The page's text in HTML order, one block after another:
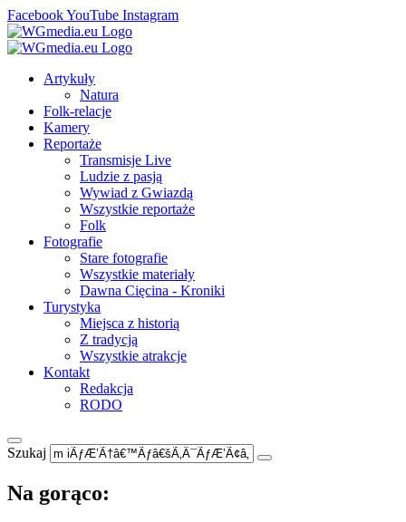
FacebookYouTube Instagram
Artykuły
Natura
Folk-relacje
Kamery
Reportaże
Transmisje Live
Ludzie z pasją
Wywiad z Gwiazdą
Wszystkie reportaże
Folk
Fotografie
Stare fotografie
Wszystkie materiały
Dawna Cięcina - Kroniki
Turystyka
Miejsca z historią
Z tradycją
Wszystkie atrakcje
Kontakt
Redakcja
RODO
Szukaj
Na gorąco: